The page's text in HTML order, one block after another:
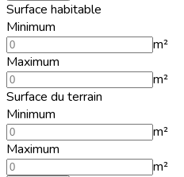
Surface habitable
Minimum
m²
Maximum
m²
Surface du terrain
Minimum
m²
Maximum
m²